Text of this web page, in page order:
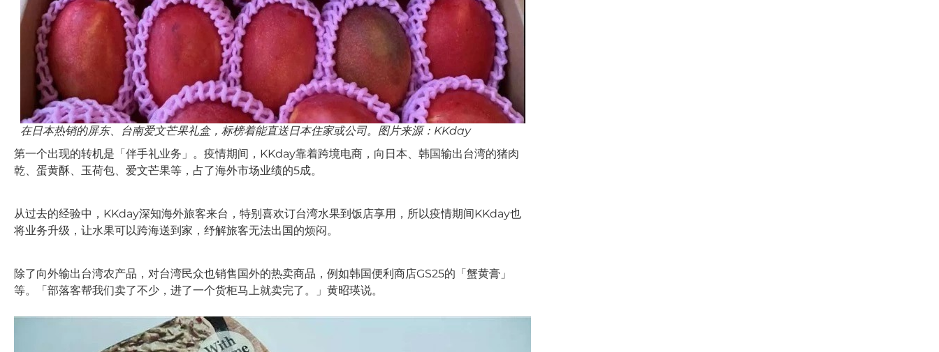
在日本热销的屏东、台南爱文芒果礼盒，标榜着能直送日本住家或公司。图片来源：KKday
第一个出现的转机是「伴手礼业务」。疫情期间，KKday靠着跨境电商，向日本、韩国输出台湾的猪肉
乾、蛋黄酥、玉荷包、爱文芒果等，占了海外市场业绩的5成。
从过去的经验中，KKday深知海外旅客来台，特别喜欢订台湾水果到饭店享用，所以疫情期间KKday也
将业务升级，让水果可以跨海送到家，纾解旅客无法出国的烦闷。
除了向外输出台湾农产品，对台湾民众也销售国外的热卖商品，例如韩国便利商店GS25的「蟹黄膏」
等。「部落客帮我们卖了不少，进了一个货柜马上就卖完了。」黄昭瑛说。